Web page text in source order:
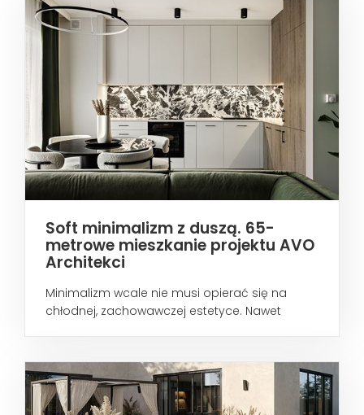
Soft minimalizm z duszą. 65-
metrowe mieszkanie projektu AVO
Architekci
Minimalizm wcale nie musi opierać się na
chłodnej, zachowawczej estetyce. Nawet